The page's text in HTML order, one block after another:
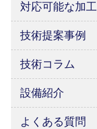
対応可能な加工
技術提案事例
技術コラム
設備紹介
よくある質問